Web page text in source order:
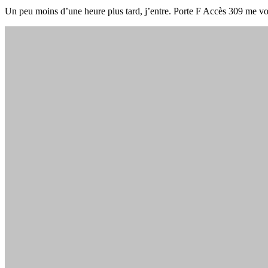
Un peu moins d’une heure plus tard, j’entre. Porte F Accès 309 me